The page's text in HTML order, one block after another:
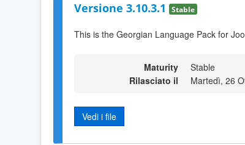
Versione 3.10.3.1 Stable
This is the Georgian Language Pack for
Maturity
Stable
Rilasciato il
Martedì, 26
Vedi i file